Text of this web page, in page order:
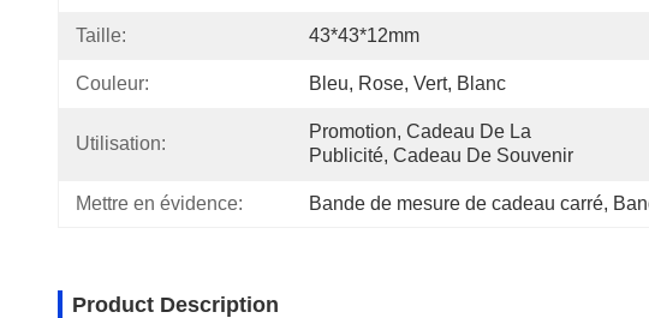
Taille: 43*43*12mm
Couleur: Bleu, Rose, Vert, Blanc
Utilisation:
Promotion, Cadeau De La
Publicité, Cadeau De Souvenir
Mettre en évidence: Bande de mesure de cadeau carré,
Product Description